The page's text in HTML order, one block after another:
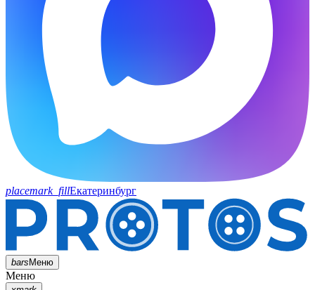
placemark_fillЕкатеринбург
barsМеню
Меню